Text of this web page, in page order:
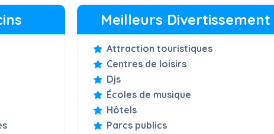
Meilleurs Divertissement
Attraction touristiques
Centres de loisirs
Djs
Écoles de musique
Hôtels
Parcs publics